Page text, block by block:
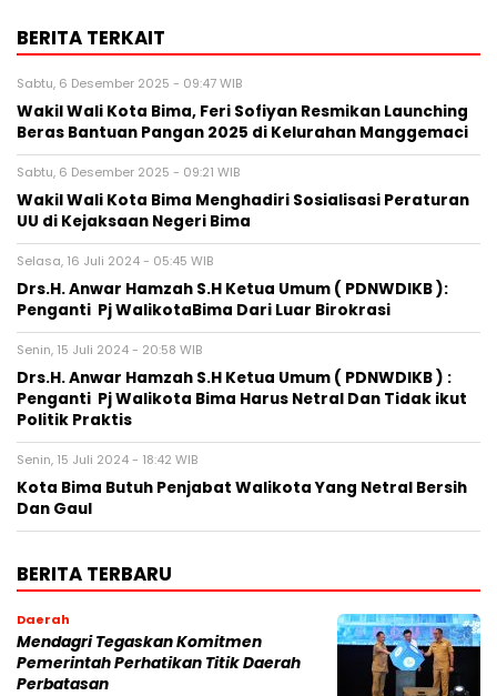
BERITA TERKAIT
Sabtu, 6 Desember 2025 - 09:47 WIB
Wakil Wali Kota Bima, Feri Sofiyan Resmikan Launching
Beras Bantuan Pangan 2025 di Kelurahan Manggemaci
Sabtu, 6 Desember 2025 - 09:21 WIB
Wakil Wali Kota Bima Menghadiri Sosialisasi Peraturan
UU di Kejaksaan Negeri Bima
Selasa, 16 Juli 2024 - 05:45 WIB
Drs.H. Anwar Hamzah S.H Ketua Umum ( PDNWDIKB ):
Penganti Pj WalikotaBima Dari Luar Birokrasi
Senin, 15 Juli 2024 - 20:58 WIB
Drs.H. Anwar Hamzah S.H Ketua Umum ( PDNWDIKB ) :
Penganti Pj Walikota Bima Harus Netral Dan Tidak ikut
Politik Praktis
Senin, 15 Juli 2024 - 18:42 WIB
Kota Bima Butuh Penjabat Walikota Yang Netral Bersih
Dan Gaul
BERITA TERBARU
Daerah
Mendagri Tegaskan Komitmen
Pemerintah Perhatikan Titik Daerah
Perbatasan